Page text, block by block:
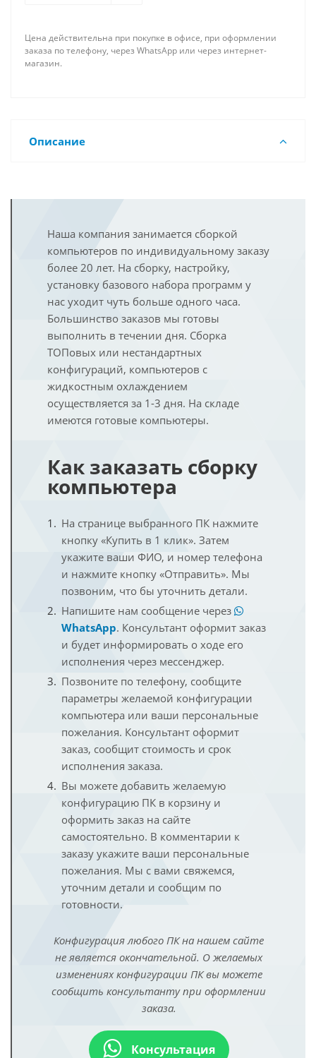
Цена действительна при покупке в офисе, при оформлении
заказа по телефону, через WhatsApp или через интернет-
магазин.
Описание
Наша компания занимается сборкой
компьютеров по индивидуальному заказу
более 20 лет. На сборку, настройку,
установку базового набора программ у
нас уходит чуть больше одного часа.
Большинство заказов мы готовы
выполнить в течении дня. Сборка
ТОПовых или нестандартных
конфигураций, компьютеров с
жидкостным охлаждением
осуществляется за 1-3 дня. На складе
имеются готовые компьютеры.
Как заказать сборку
компьютера
На странице выбранного ПК нажмите
кнопку «Купить в 1 клик». Затем
укажите ваши ФИО, и номер телефона
и нажмите кнопку «Отправить». Мы
позвоним, что бы уточнить детали.
Напишите нам сообщение через
WhatsApp. Консультант оформит заказ
и будет информировать о ходе его
исполнения через мессенджер.
Позвоните по телефону, сообщите
параметры желаемой конфигурации
компьютера или ваши персональные
пожелания. Консультант оформит
заказ, сообщит стоимость и срок
исполнения заказа.
Вы можете добавить желаемую
конфигурацию ПК в корзину и
оформить заказ на сайте
самостоятельно. В комментарии к
заказу укажите ваши персональные
пожелания. Мы с вами свяжемся,
уточним детали и сообщим по
готовности.
Конфигурация любого ПК на нашем сайте
не является окончательной. О желаемых
изменениях конфигурации ПК вы можете
сообщить консультанту при оформлении
заказа.
Консультация